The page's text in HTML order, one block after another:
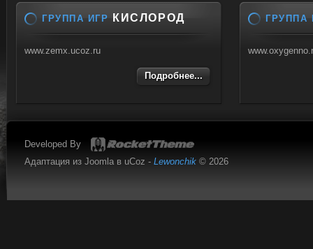
ГРУППА ИГР КИСЛОРОД
www.zemx.ucoz.ru
Подробнее...
ГРУППА
Developed By
Адаптация из Joomla в uCoz - Lewonchik © 2026